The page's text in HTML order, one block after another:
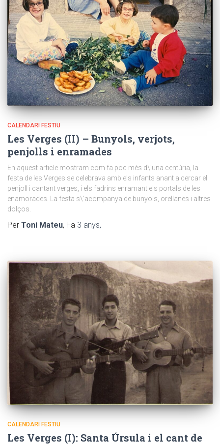
CALENDARI FESTIU
Les Verges (II) – Bunyols, verjots,
penjolls i enramades
En aquest article mostram com fa poc més d\’una centúria, la
festa de les Verges se celebrava amb els infants anant a cercar el
penjoll i cantant verges, i els fadrins enramant els portals de les
enamorades. La festa s\’acompanya de bunyols, orellanes i altres
dolços.
Per Toni Mateu, Fa 3 anys,
CALENDARI FESTIU
Les Verges (I): Santa Úrsula i el cant de